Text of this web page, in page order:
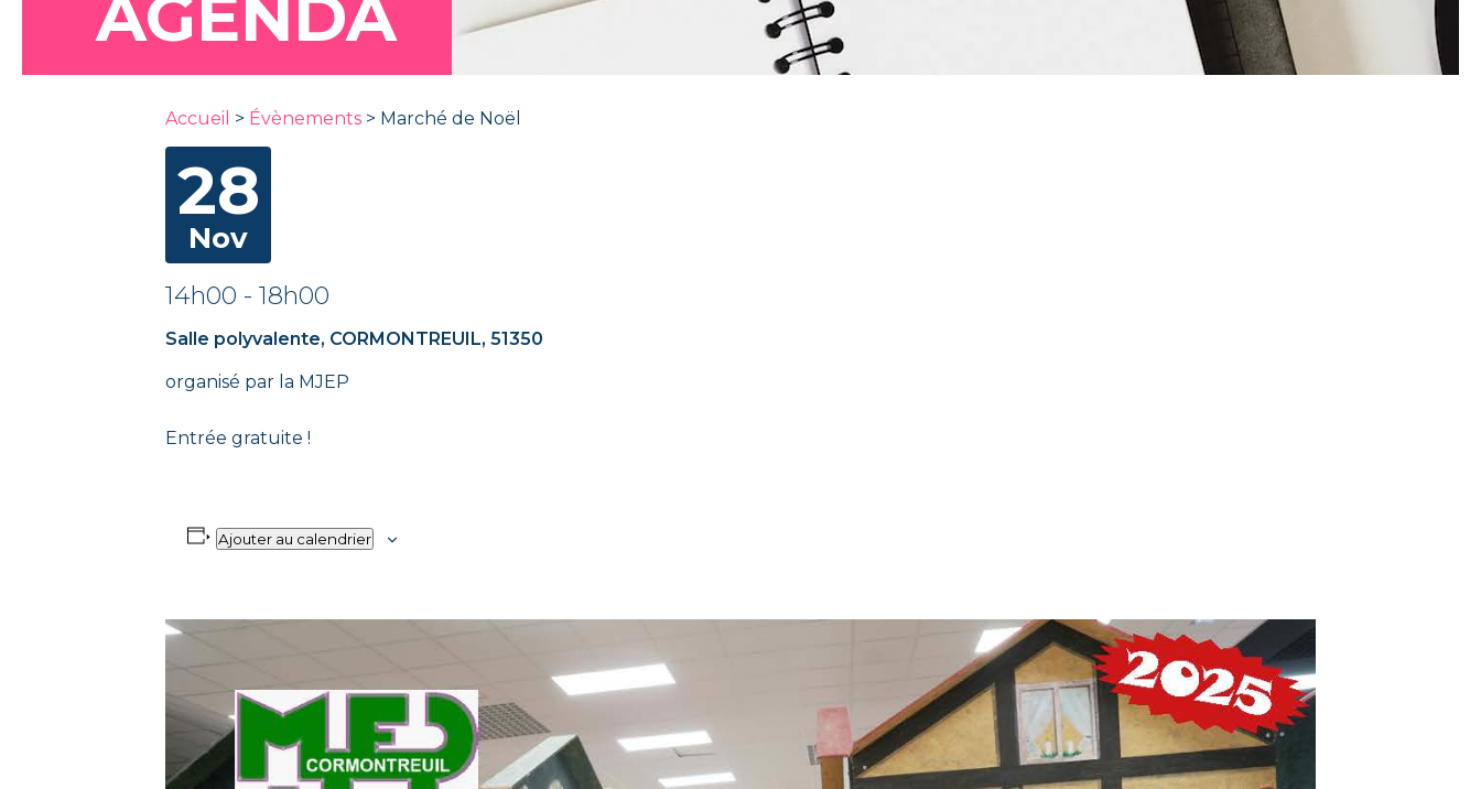
AGENDA
Accueil > Évènements > Marché de Noël
28
Nov
14h00 -18h00
Salle polyvalente, CORMONTREUIL, 51350
organisé par la MJEP
Entrée gratuite !
Ajouter au calendrier